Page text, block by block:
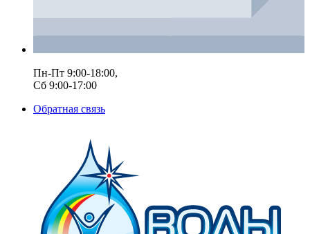
Пн-Пт 9:00-18:00,
Сб 9:00-17:00
Обратная связь